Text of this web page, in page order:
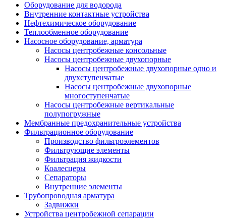
Оборудование для водорода
Внутренние контактные устройства
Нефтехимическое оборудование
Теплообменное оборудование
Насосное оборудование, арматура
Насосы центробежные консольные
Насосы центробежные двухопорные
Насосы центробежные двухопорные одно и
двухступенчатые
Насосы центробежные двухопорные
многоступенчатые
Насосы центробежные вертикальные
полупогружные
Мембранные предохранительные устройства
Фильтрационное оборудование
Производство фильтроэлементов
Фильтрующие элементы
Фильтрация жидкости
Коалесцеры
Сепараторы
Внутренние элементы
Трубопроводная арматура
Задвижки
Устройства центробежной сепарации